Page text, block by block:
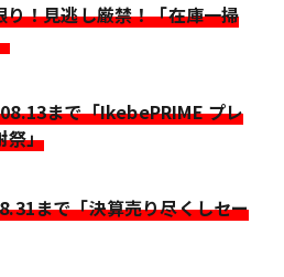
！見逃し厳禁！「在庫一掃
まで「IkebePRIME プレ
祭」
まで「決算売り尽くしセー